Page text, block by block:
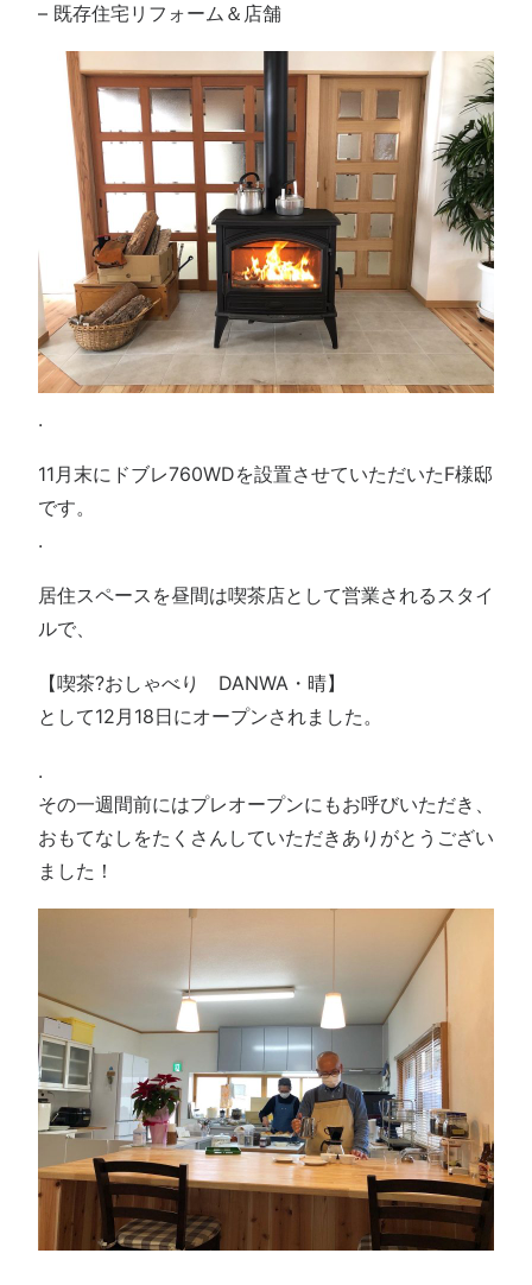
– 既存住宅リフォーム＆店舗
.
11月末にドブレ760WDを設置させていただいたF様邸
です。
.
居住スペースを昼間は喫茶店として営業されるスタイ
ルで、
【喫茶?おしゃべり DANWA・晴】
として12月18日にオープンされました。
.
その一週間前にはプレオープンにもお呼びいただき、
おもてなしをたくさんしていただきありがとうござい
ました！